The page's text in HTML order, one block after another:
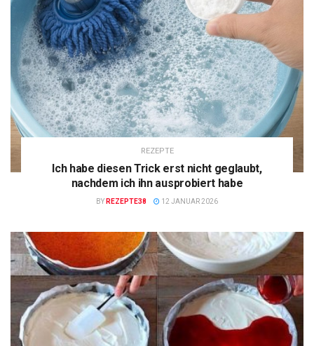
REZEPTE
Ich habe diesen Trick erst nicht geglaubt,
nachdem ich ihn ausprobiert habe
BY REZEPTE38 12 JANUAR 2026